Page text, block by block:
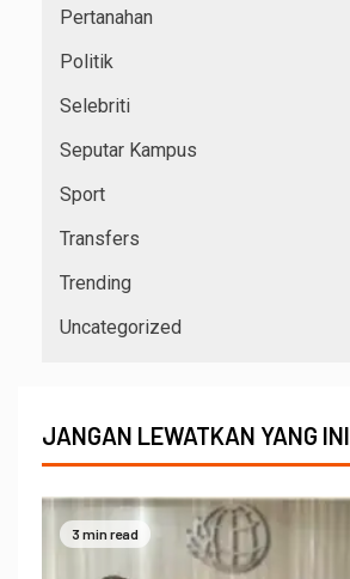
Pertanahan
Politik
Selebriti
Seputar Kampus
Sport
Transfers
Trending
Uncategorized
JANGAN LEWATKAN YANG INI
3 min read